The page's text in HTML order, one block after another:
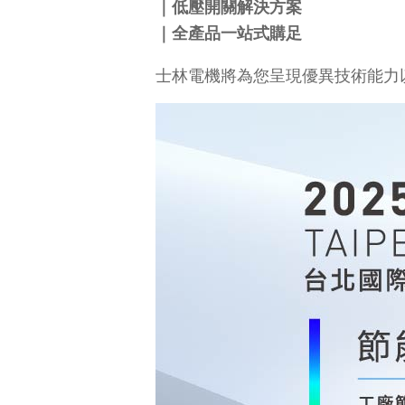
｜低壓開關解決方案
｜全產品一站式購足
士林電機將為您呈現優異技術能